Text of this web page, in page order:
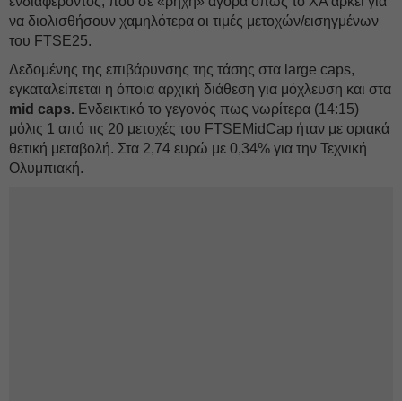
να διολισθήσουν χαμηλότερα οι τιμές μετοχών/εισηγμένων
του FTSE25.
Δεδομένης της επιβάρυνσης της τάσης στα large caps,
εγκαταλείπεται η όποια αρχική διάθεση για μόχλευση και στα
mid caps. Ενδεικτικό το γεγονός πως νωρίτερα (14:15)
μόλις 1 από τις 20 μετοχές του FTSEMidCap ήταν με οριακά
θετική μεταβολή. Στα 2,74 ευρώ με 0,34% για την Τεχνική
Ολυμπιακή.